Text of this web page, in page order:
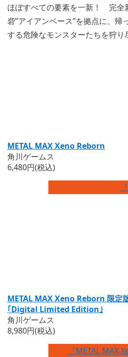
ほぼすべての要素を一新！ 完全
砦”アイアンベース”を拠点に、
する危険なモンスターたちを狩り
METAL MAX Xeno Reborn
角川ゲームス
6,480円(税込)
METAL MAX Xeno Reborn 限定
｢Digital Limited Edition｣
角川ゲームス
8,980円(税込)
『METAL